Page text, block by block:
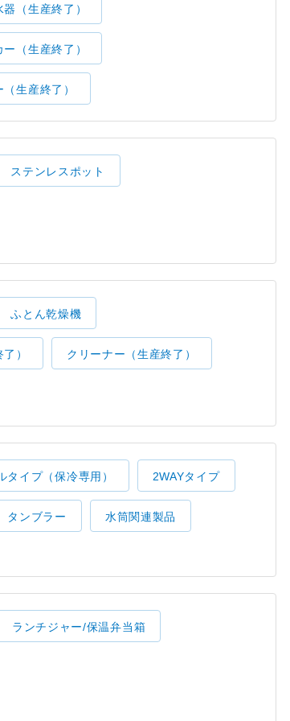
（生産終了）
（生産終了）
生産終了）
ステンレスポット
ふとん乾燥機
） クリーナー（生産終了）
タイプ（保冷専用） 2WAYタイプ
タンブラー 水筒関連製品
ランチジャー/保温弁当箱